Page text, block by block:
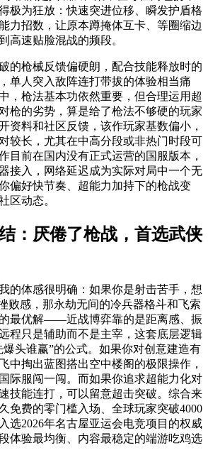
极为狂放：快速突进位移、瞬发护盾格
力招数，让原本蹲掩体互卡、等圈缩边
高速贴脸混战的频段。
的枪械反馈偏硬朗，配合技能释放时的
单人突入敌阵连打带拔的体验相当痛
，枪法基本功依然重要，但合理运用超
枪的劣势，算是给了枪法不够硬的玩家
资料和社区反馈，该作玩家基数偏小，
较长，尤其在中高分段或非热门时段可
目前在国内没有正式运营的国服版本，
接入，网络延迟成为实际对局中一个无
偏好快节奏、超能力加持下的枪战变
区动态。
：厌倦了枪战，首选武侠
的体感很明确：如果你是射击苦手，想
败感，那永劫无间的冷兵器格斗和飞索
最优解——近战博弈靠的是距离感、振
程只是辅助而不是主宰，这套底层逻辑
爆头谁赢”的公式。如果你对创意建造有
中掏出蓝图搭出空中楼阁的极限操作，
际服闯一闯。而如果你追求超能力化对
技能连打，可以留意超击突破。综合来
免费的零门槛入场、全球玩家突破4000
选2026年名古屋亚运会电竞项目的权威
体验最均衡、内容最稳定的端游吃鸡选